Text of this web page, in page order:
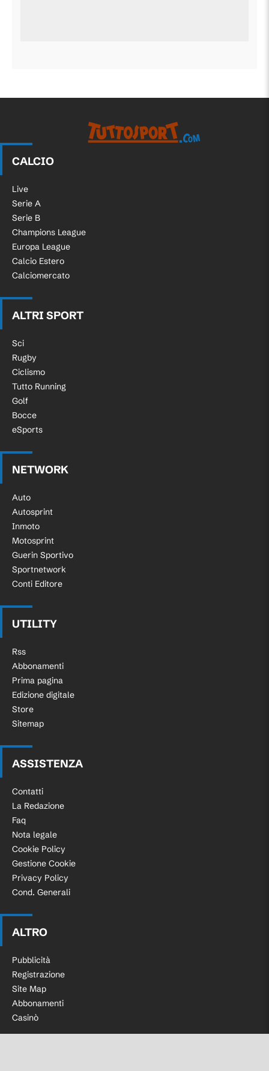
CALCIO
Live
Serie A
Serie B
Champions League
Europa League
Calcio Estero
Calciomercato
ALTRI SPORT
Sci
Rugby
Ciclismo
Tutto Running
Golf
Bocce
eSports
NETWORK
Auto
Autosprint
Inmoto
Motosprint
Guerin Sportivo
Sportnetwork
Conti Editore
UTILITY
Rss
Abbonamenti
Prima pagina
Edizione digitale
Store
Sitemap
ASSISTENZA
Contatti
La Redazione
Faq
Nota legale
Cookie Policy
Gestione Cookie
Privacy Policy
Cond. Generali
ALTRO
Pubblicità
Registrazione
Site Map
Abbonamenti
Casinò